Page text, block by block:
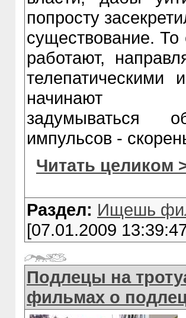
попросту
существование. То
работают,
телепатическими
начинают
задумываться
импульсов -
Читать целиком
Раздел: Ищешь
[07.01.2009
Подлецы на
фильмах о